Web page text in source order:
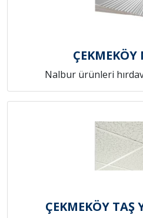
Nalbur ürünleri
ÇEKMEKÖY